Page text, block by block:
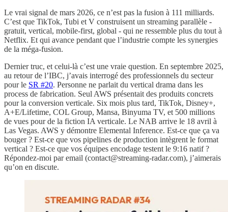
Le vrai signal de mars 2026, ce n’est pas la fusion à 111 milliards.
C’est que TikTok, Tubi et V construisent un streaming parallèle -
gratuit, vertical, mobile-first, global - qui ne ressemble plus du tout à
Netflix. Et qui avance pendant que l’industrie compte les synergies
de la méga-fusion.
Dernier truc, et celui-là c’est une vraie question. En septembre 2025,
au retour de l’IBC, j’avais interrogé des professionnels du secteur
pour le SR #20. Personne ne parlait du vertical drama dans les
process de fabrication. Seul AWS présentait des produits concrets
pour la conversion verticale. Six mois plus tard, TikTok, Disney+,
A+E/Lifetime, COL Group, Mansa, Binyuma TV, et 500 millions
de vues pour de la fiction IA verticale. Le NAB arrive le 18 avril à
Las Vegas. AWS y démontre Elemental Inference. Est-ce que ça va
bouger ? Est-ce que vos pipelines de production intègrent le format
vertical ? Est-ce que vos équipes encodage testent le 9:16 natif ?
Répondez-moi par email (contact@streaming-radar.com), j’aimerais
qu’on en discute.